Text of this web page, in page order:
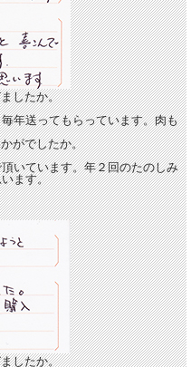
したか。
年送ってもらっています。肉も
がでしたか。
いています。年２回のたのしみ
ます。
したか。